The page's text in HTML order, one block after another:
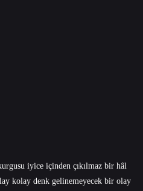
iyice içinden çıkılmaz bir hâl
kolay denk gelinemeyecek bir olay